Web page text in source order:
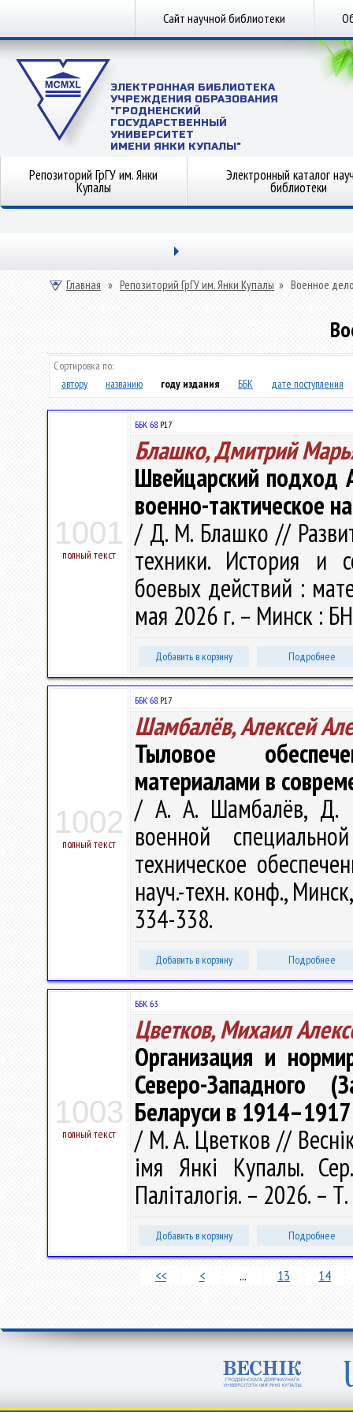
Сайт научной библиотеки
ЭЛЕКТРОННАЯ БИБЛИОТЕКА
УЧРЕЖДЕНИЯ ОБРАЗОВАНИЯ
"ГРОДНЕНСКИЙ
ГОСУДАРСТВЕННЫЙ
УНИВЕРСИТЕТ
ИМЕНИ ЯНКИ КУПАЛЫ"
Репозиторий ГрГУ им. Янки
Купалы
Электронный каталог
библиотеки
Главная » Репозиторий ГрГУ им. Янки Купалы » Военное
Сортировка по:
автору
названию году издания ББК дате поступления
1001
полный текст
ББК 68.Р17
Блашко, Дмитрий
Швейцарский подход
военно-тактическое
/ Д. М. Блашко //
техники. История и
боевых действий :
мая 2026 г. – Минск :
Добавить в корзину Подробнее
1002
полный текст
ББК 68.Р17
Шамбалёв, Алексей
Тыловое
материалами в
/ А. А. Шамбалёв, Д.
военной
техническое
науч.-техн. конф.,
334-338.
Добавить в корзину Подробнее
1003
полный текст
ББК 63
Цветков, Михаил
Организация и
Северо-Западного
Беларуси в 1914–1917
/ М. А. Цветков // Веснік
імя Янкі Купалы.
Паліталогія. – 2026. –
Добавить в корзину Подробнее
<< < ... 13 14